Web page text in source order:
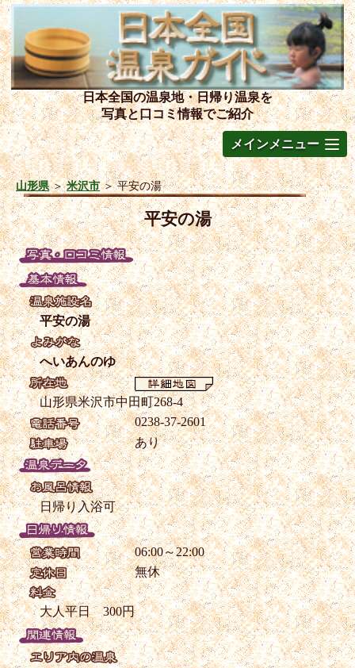
日本全国の温泉地・日帰り温泉を
写真と口コミ情報でご紹介
メインメニュー
山形県＞米沢市＞平安の湯
平安の湯
平安の湯
へいあんのゆ
山形県米沢市中田町268-4
0238-37-2601
あり
日帰り入浴可
06:00～22:00
無休
大人平日 300円